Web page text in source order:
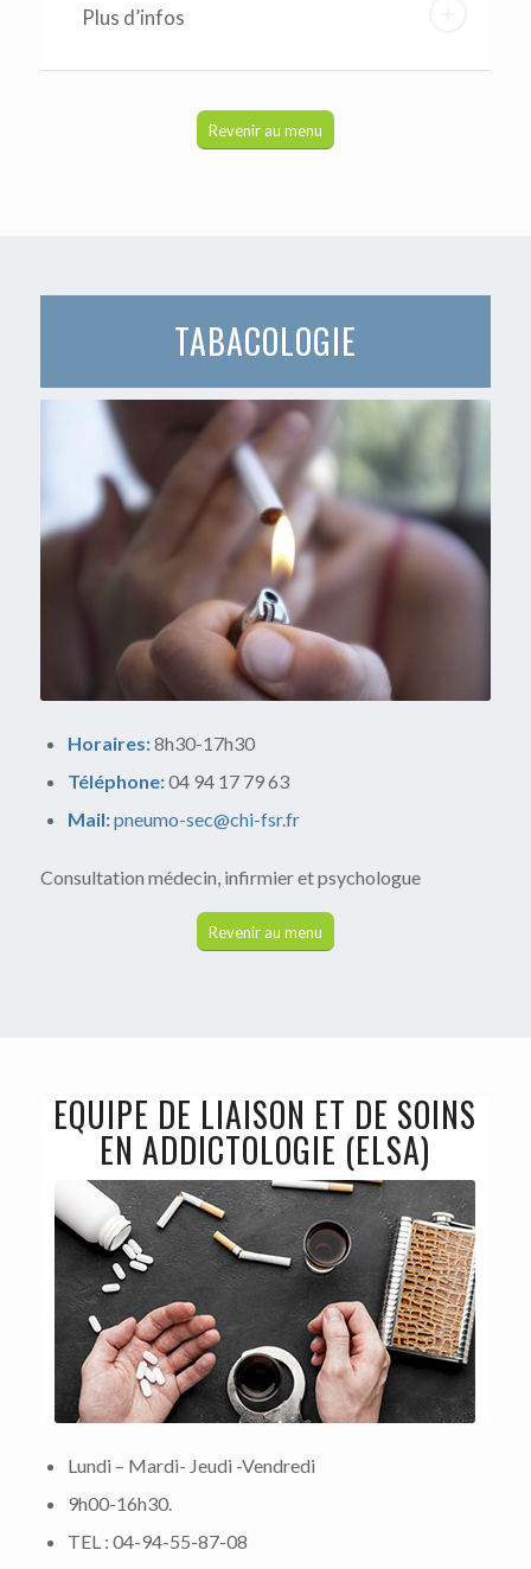
Plus d’infos
Revenir au menu
TABACOLOGIE
Horaires:8h30-17h30
Téléphone:04 94 17 79 63
Mail:pneumo-sec@chi-fsr.fr
Consultation médecin, infirmier et psychologue
Revenir au menu
EQUIPE DE LIAISON ET DE SOINS
EN ADDICTOLOGIE (ELSA)
Lundi – Mardi- Jeudi -Vendredi
9h00-16h30.
TEL : 04-94-55-87-08